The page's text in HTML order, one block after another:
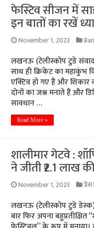
फेस्टिव सीजन में
इन बातों का रखें
November 1, 2023
लखनऊ (टेलीस्कोप टुडे
साथ ही क्रिकेट का महाकुंभ
एक्टिव हो गए हैं और शिकार
दोनों का जश्न मनाते हैं और
सावधान …
Read More »
शालीमार गेटवे :
ने जीती ₹2.1 लाख
November 1, 2023 प्रेस
लखनऊ (टेलीस्कोप टुडे
बार फिर अपना